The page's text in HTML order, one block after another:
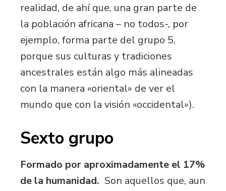
realidad, de ahí que, una gran parte de
la población africana – no todos-, por
ejemplo, forma parte del grupo 5,
porque sus culturas y tradiciones
ancestrales están algo más alineadas
con la manera «oriental» de ver el
mundo que con la visión «occidental»).
Sexto grupo
Formado por aproximadamente el 17%
de la humanidad. Son aquellos que, aun